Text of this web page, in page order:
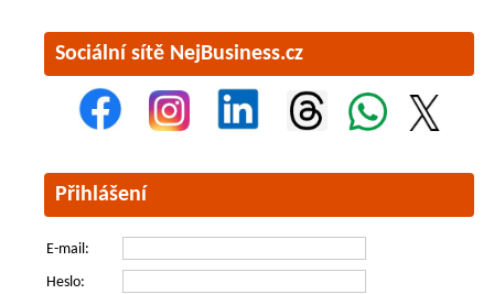
Sociální sítě NejBusiness.cz
Přihlášení
E-mail:
Heslo: